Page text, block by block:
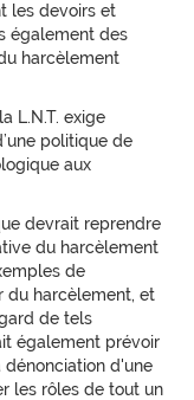
les devoirs et
également des
harcèlement
L.N.T. exige
politique de
aux
devrait reprendre
du harcèlement
de
du harcèlement, et
de tels
également prévoir
d'une
les rôles de tout un